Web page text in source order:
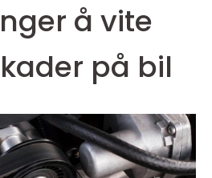
å vite
på bil